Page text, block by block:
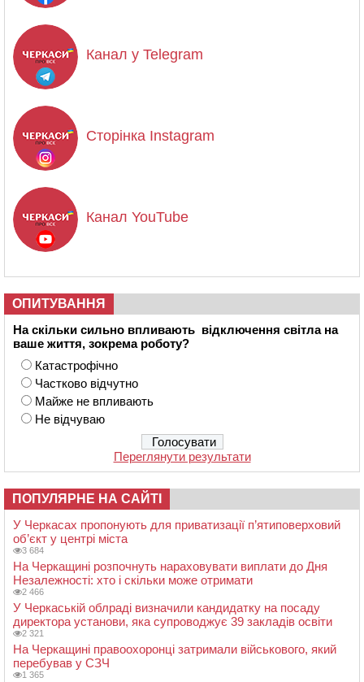
Канал у Telegram
Сторінка Instagram
Канал YouTube
ОПИТУВАННЯ
На скільки сильно впливають відключення світла на
ваше життя, зокрема роботу?
Катастрофічно
Частково відчутно
Майже не впливають
Не відчуваю
Переглянути результати
ПОПУЛЯРНЕ НА САЙТІ
У Черкасах пропонують для приватизації п’ятиповерховий
об’єкт у центрі міста
3 684
На Черкащині розпочнуть нараховувати виплати до Дня
Незалежності: хто і скільки може отримати
2 466
У Черкаській облраді визначили кандидатку на посаду
директора установи, яка супроводжує 39 закладів освіти
2 321
На Черкащині правоохоронці затримали військового, який
перебував у СЗЧ
1 365